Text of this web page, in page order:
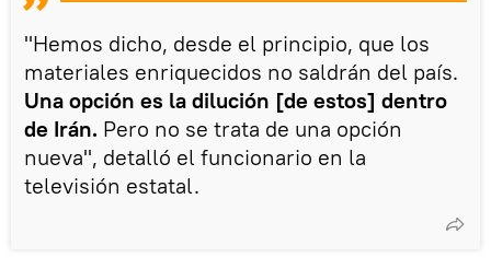
"Hemos dicho, desde el principio, que los
materiales enriquecidos no saldrán del país.
Una opción es la dilución [de estos] dentro
de Irán. Pero no se trata de una opción
nueva", detalló el funcionario en la
televisión estatal.